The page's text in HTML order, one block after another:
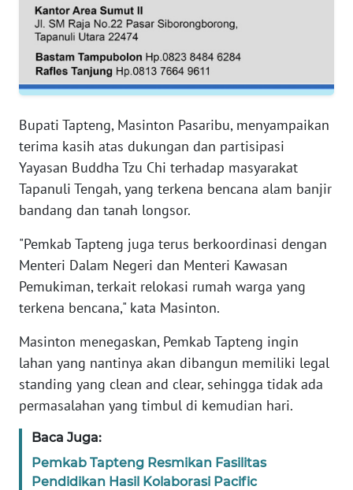
Bupati Tapteng, Masinton Pasaribu, menyampaikan
terima kasih atas dukungan dan partisipasi
Yayasan Buddha Tzu Chi terhadap masyarakat
Tapanuli Tengah, yang terkena bencana alam banjir
bandang dan tanah longsor.
"Pemkab Tapteng juga terus berkoordinasi dengan
Menteri Dalam Negeri dan Menteri Kawasan
Pemukiman, terkait relokasi rumah warga yang
terkena bencana," kata Masinton.
Masinton menegaskan, Pemkab Tapteng ingin
lahan yang nantinya akan dibangun memiliki legal
standing yang clean and clear, sehingga tidak ada
permasalahan yang timbul di kemudian hari.
Baca Juga:
Pemkab Tapteng Resmikan Fasilitas
Pendidikan Hasil Kolaborasi Pacific
WN
RIAU
SERAMBI
JAMBI
WN
SULTRA
NTB
WN
WN
SULBAR
BABEL